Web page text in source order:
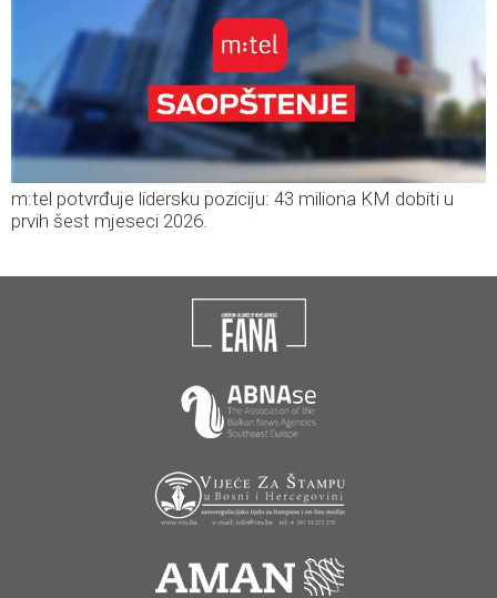
m:tel potvrđuje lidersku poziciju: 43 miliona KM dobiti u
prvih šest mjeseci 2026.